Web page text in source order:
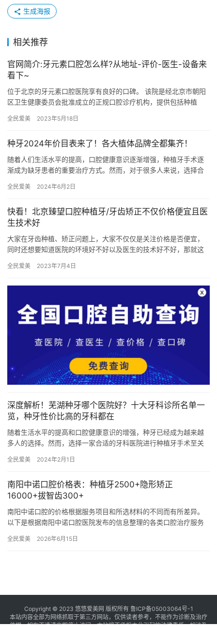
生成海报
相关推荐
官网简介:牙元素口腔怎么样?从地址-评价-医生-设备来
看下~
位于北京的牙元素口腔医院享有良好的口碑。 该院是经北京市朝阳
区卫生健康委员会批准成立的正规口腔诊疗机构，提供包括种植
拥有…
全民爱美 2023年5月18日
种牙2024年价目表来了！各大植体品牌全都集齐！
随着人们生活水平的提高，口腔健康意识逐渐增强，种植牙手术逐
渐成为缺牙患者的重要治疗方式。然而，对于很多人来说，选择合
您详细…
全民爱美 2024年6月2日
快看！北京臻望口腔种植牙/牙齿矫正不仅价格便宜且医
生技术好
大家在牙齿种植、矫正问题上，大家不仅仅是关注价格是否便宜，
同时还想要知道医院的环境好不好以及医生的技术好不好，那就这
齿矫正…
全民爱美 2023年7月4日
深度解析！芜湖种牙哪个医院好？十大牙科诊所名单一
览，种牙性价比高的牙科都在
随着生活水平的提高和口腔健康意识的增强，种牙已经成为越来越
多人的选择。然而，选择一家合适的牙科医院进行种植牙手术至关
人的难…
全民爱美 2024年2月1日
南阳中诺口腔价格表：种植牙2500+隐形矫正
16000+拔智齿300+
南阳中诺口腔的价格根据服务项目和所选材料的不同而有所差异。
以下是根据南阳中诺口腔医院发布的信息整理的各类口腔治疗服务
一…
全民爱美 2026年6月15日
Copyright © 2023 悠悠爱美网 版权所有 鲁ICP备05003064号-1
本站内容全部为网络抓取于第三方网站，仅供读者参考，不能作为诊断及治疗